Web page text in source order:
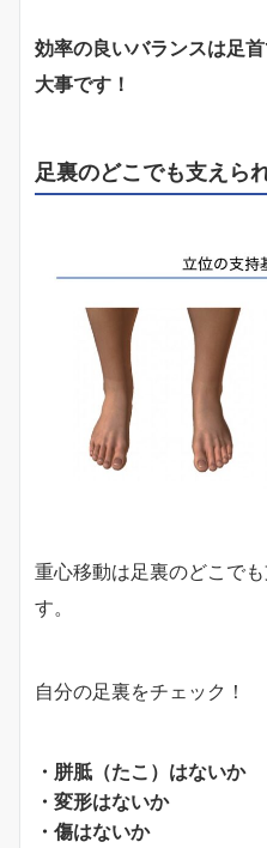
効率の良いバランスは足
大事です！
足裏のどこでも支えら
重心移動は足裏のどこで
す。
自分の足裏をチェック！
・胼胝（たこ）はないか
・変形はないか
・傷はないか